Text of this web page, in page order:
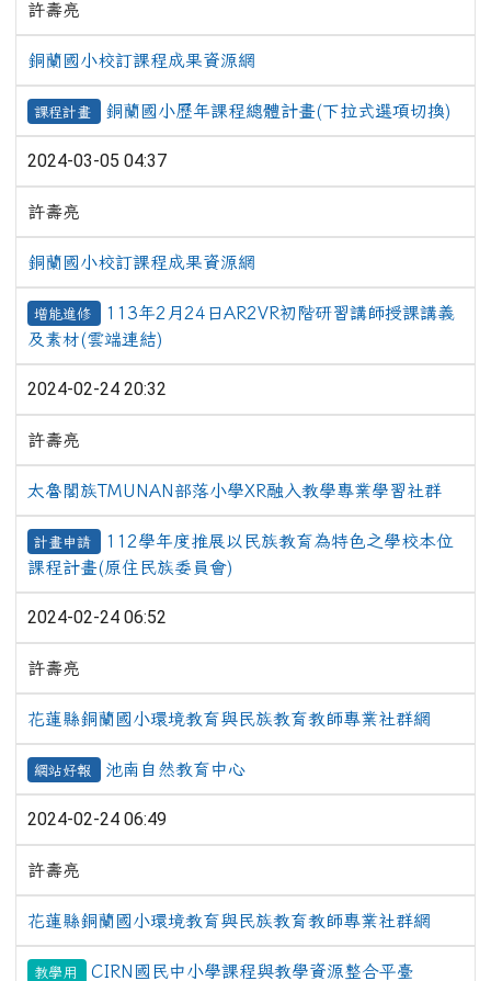
許壽亮
銅蘭國小校訂課程成果資源網
課程計畫 銅蘭國小歷年課程總體計畫(下拉式選項切換)
2024-03-05 04:37
許壽亮
銅蘭國小校訂課程成果資源網
增能進修
113年2月24日AR2VR初階研習講師授課講義
及素材(雲端連結)
2024-02-24 20:32
許壽亮
太魯閣族TMUNAN部落小學XR融入教學專業學習社群
計畫申請
112學年度推展以民族教育為特色之學校本位
課程計畫(原住民族委員會)
2024-02-24 06:52
許壽亮
花蓮縣銅蘭國小環境教育與民族教育教師專業社群網
網站好報 池南自然教育中心
2024-02-24 06:49
許壽亮
花蓮縣銅蘭國小環境教育與民族教育教師專業社群網
教學用 CIRN國民中小學課程與教學資源整合平臺